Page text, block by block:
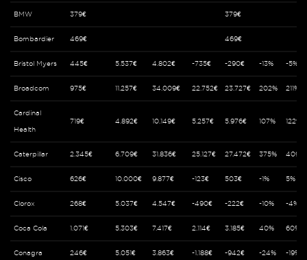
BMW 379€ 379€
Bombardier 469€ 469€
Bristol Myers 445€ 5.537€ 4.802€ -735€ -290€ -13% -5%
Broadcom 975€ 11.257€ 34.009€ 22.752€ 23.727€ 202% 211%
Cardinal
Health
719€ 4.892€ 10.149€ 5.257€ 5.976€ 107% 122%
Caterpillar 2.345€ 6.709€ 31.836€ 25.127€ 27.472€ 375% 409%
Cisco 626€ 10.000€ 9.877€ -123€ 503€ -1% 5%
Clorox 268€ 5.037€ 4.547€ -490€ -222€ -10% -4%
Coca Cola 1.071€ 5.303€ 7.417€ 2.114€ 3.185€ 40% 60%
Conagra 246€ 5.051€ 3.863€ -1.188€ -942€ -24% -19%